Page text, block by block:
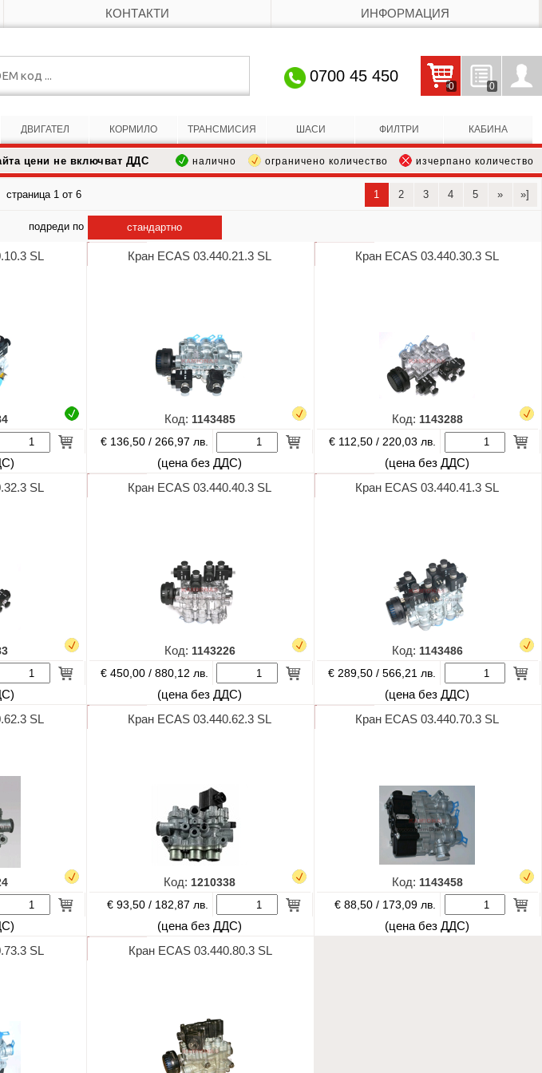
КОНТАКТИ ИНФОРМАЦИЯ
0
0
Кошницата е празна
0700 45 450
ДВИГАТЕЛ КОРМИЛО ТРАНСМИСИЯ ШАСИ ФИЛТРИ КАБИНА
изчерпано количество
ограничено количество
налично
цени не включват ДДС
страница 1 от 6 1 2 3 4 5 » »]
подреди по стандартно
SL Кран ECAS 03.440.21.3 SL
Код: 1143485
€ 136,50 / 266,97 лв.
(цена без ДДС)
Кран ECAS 03.440.30.3 SL
Код: 1143288
€ 112,50 / 220,03 лв.
(цена без ДДС)
SL Кран ECAS 03.440.40.3 SL
Код: 1143226
€ 450,00 /880,12 лв.
(цена без ДДС)
Кран ECAS 03.440.41.3 SL
Код: 1143486
€ 289,50 /566,21 лв.
(цена без ДДС)
SL Кран ECAS 03.440.62.3 SL
Код: 1210338
€ 93,50 / 182,87 лв.
(цена без ДДС)
Кран ECAS 03.440.70.3 SL
Код: 1143458
€ 88,50 / 173,09 лв.
(цена без ДДС)
SL Кран ECAS 03.440.80.3 SL